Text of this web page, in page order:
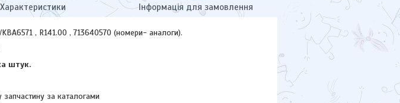
Характеристики Інформація для замовлення
, R141.00 , 713640570 (номери- аналоги).
штук.
за каталогами